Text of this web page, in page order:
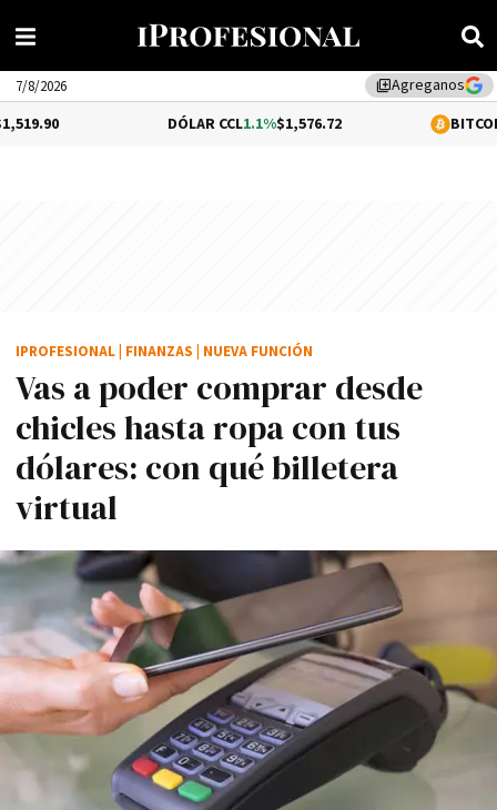
library_addAgreganos
7/8/2026
1.1%$1,576.72 -0.18%
Vas a poder comprar desde
chicles hasta ropa con tus
dólares: con qué billetera
virtual
IPROFESIONAL FINANZAS NUEVA FUNCIÓN